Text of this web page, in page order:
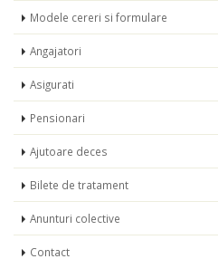
Modele cereri si formulare
Angajatori
Asigurati
Pensionari
Ajutoare deces
Bilete de tratament
Anunturi colective
Contact